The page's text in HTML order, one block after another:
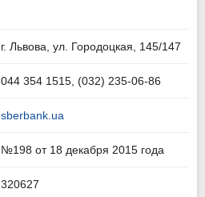
г. Львова, ул. Городоцкая, 145/147
044 354 1515, (032) 235-06-86
sberbank.ua
№198 от 18 декабря 2015 года
320627